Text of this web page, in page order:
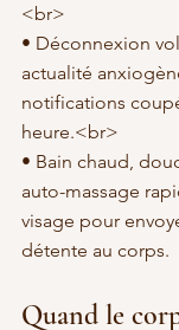
<br>
• Déconnexion
actualité
notifications
heure.<br>
• Bain chaud,
auto-massage
visage pour
détente au corps.
Quand le